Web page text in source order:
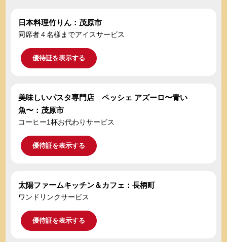
日本料理竹りん：茂原市
同席者４名様までアイスサービス
優待証を表示する
美味しいパスタ専門店 ペッシェ アズーロ〜青い
魚〜：茂原市
コーヒー1杯お代わりサービス
優待証を表示する
太陽ファームキッチン＆カフェ：長柄町
ワンドリンクサービス
優待証を表示する